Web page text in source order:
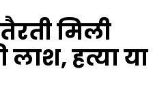
मिली
हत्या या